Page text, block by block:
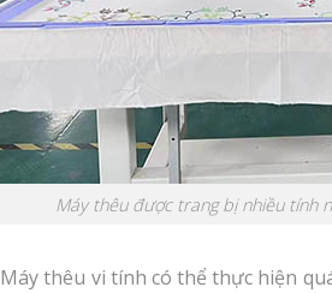
Máy thêu được trang bị nhiều tính
Máy thêu vi tính có thể thực hiện